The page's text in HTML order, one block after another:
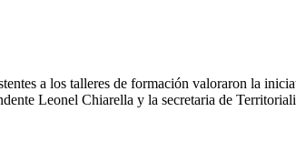
a los talleres de formación valoraron la
Leonel Chiarella y la secretaria de